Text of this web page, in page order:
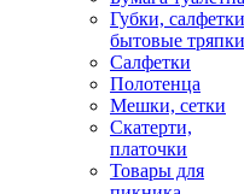
Губки,
бытовые тряпки
Салфетки
Полотенца
Мешки, сетки
Скатерти,
платочки
Товары для